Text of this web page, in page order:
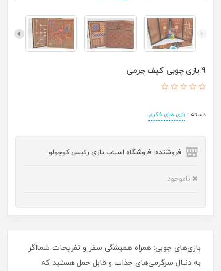
9 بازی چوبی کیف چرمی
دسته : بازی های فکری
فروشنده: فروشگاه اسباب بازی رئیس کوچولو
ناموجود
بازی‌های چوبی: همراه همیشگی سفر و تفریحات شمااگر
به دنبال سرگرمی‌های جذاب و قابل حمل هستید که